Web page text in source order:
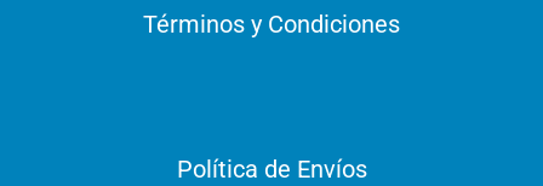
Términos y Condiciones
Política de Envíos